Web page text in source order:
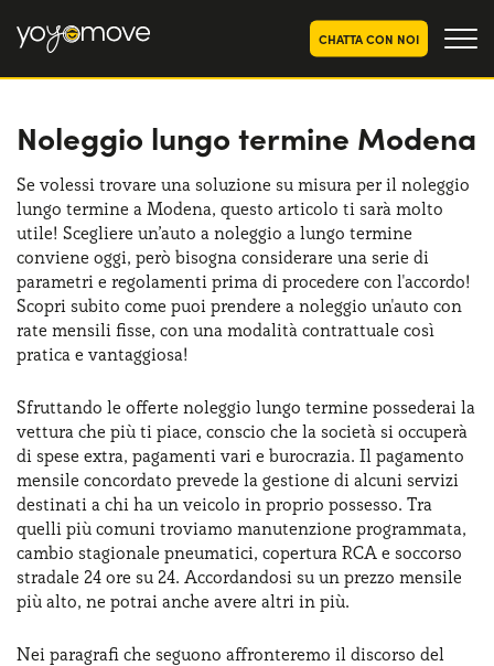
CHATTA CON NOI
OFFERTE NOLEGGIO
LUNGO TERMINE
Privati
Aziende e P.IVA
OFFERTE NOLEGGIO
AUTO USATE
CHI SIAMO
La nostra storia
Lavora con noi
COME FUNZIONA
PERCHÉ CONVIENE
SCEGLI UN PAESE
Serve assistenza? 800595799
Noleggio lungo termine Modena
Se volessi trovare una soluzione su misura per il noleggio
lungo termine a Modena, questo articolo ti sarà molto
utile! Scegliere un’auto a noleggio a lungo termine
conviene oggi, però bisogna considerare una serie di
parametri e regolamenti prima di procedere con l'accordo!
Scopri subito come puoi prendere a noleggio un'auto con
rate mensili fisse, con una modalità contrattuale così
pratica e vantaggiosa!
Sfruttando le offerte noleggio lungo termine possederai la
vettura che più ti piace, conscio che la società si occuperà
di spese extra, pagamenti vari e burocrazia. Il pagamento
mensile concordato prevede la gestione di alcuni servizi
destinati a chi ha un veicolo in proprio possesso. Tra
quelli più comuni troviamo manutenzione programmata,
cambio stagionale pneumatici, copertura RCA e soccorso
stradale 24 ore su 24. Accordandosi su un prezzo mensile
più alto, ne potrai anche avere altri in più.
Nei paragrafi che seguono affronteremo il discorso del